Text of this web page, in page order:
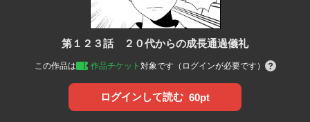
第１２３話 ２０代からの成長通過儀礼
この作品は 作品チケット 対象です（ログインが必要です）
ログインして読む 60pt